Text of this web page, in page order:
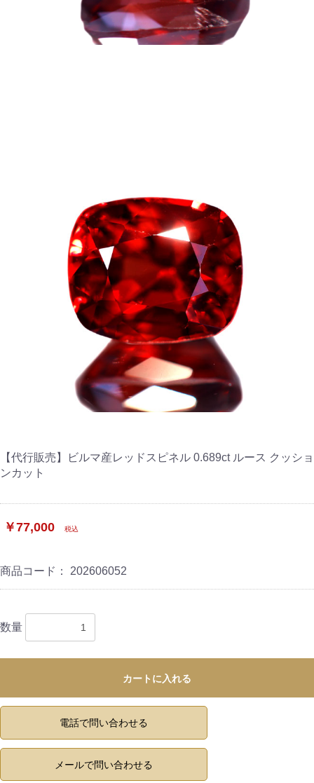
【代行販売】ビルマ産レッドスピネル 0.689ct ルース クッショ
ンカット
￥77,000 税込
商品コード： 202606052
数量
カートに入れる
電話で問い合わせる
メールで問い合わせる